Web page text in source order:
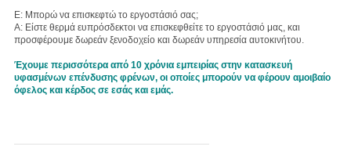
Ε: Μπορώ να επισκεφτώ το εργοστάσιό σας;
Α: Είστε θερμά ευπρόσδεκτοι να επισκεφθείτε το εργοστάσιό μας, και
προσφέρουμε δωρεάν ξενοδοχείο και δωρεάν υπηρεσία αυτοκινήτου.
Έχουμε περισσότερα από 10 χρόνια εμπειρίας στην κατασκευή
υφασμένων επένδυσης φρένων, οι οποίες μπορούν να φέρουν αμοιβαίο
όφελος και κέρδος σε εσάς και εμάς.